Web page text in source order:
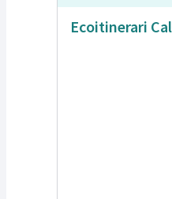
Ecoitinerari